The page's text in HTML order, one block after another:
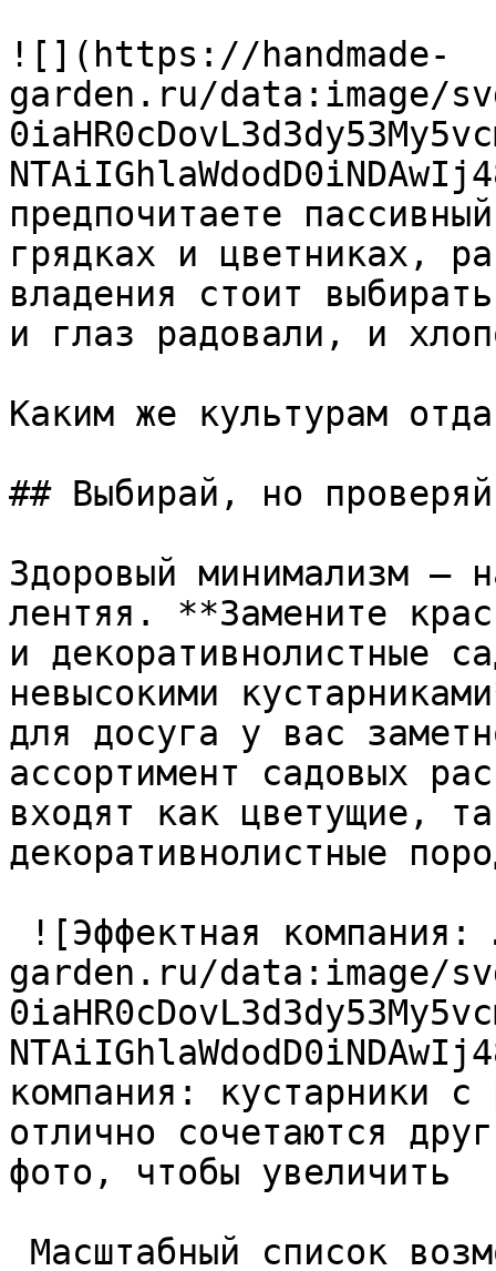
![](https://handmade-
garden.ru/data:image/
предпочитаете
грядках и цветниках,
владения стоит
и глаз радовали, и
Каким же культурам
## Выбирай, но проверяй
Здоровый минимализм —
лентяя. **Замените
и декоративнолистные
невысокими
для досуга у вас
ассортимент садовых
входят как цветущие,
декоративнолистные
garden.ru/data:image/
компания: кустарники с
отлично сочетаются
фото, чтобы увеличить